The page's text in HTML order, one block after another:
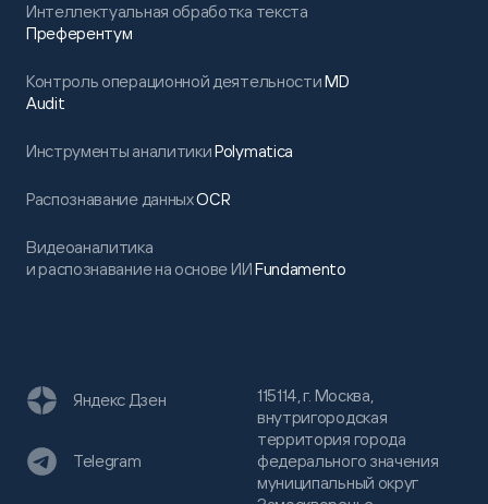
Интеллектуальная обработка текста
Преферентум
Контроль операционной деятельностиMD
Audit
Инструменты аналитикиPolymatica
Распознавание данныхOCR
Видеоаналитика
и распознавание на основе ИИFundamento
115114, г. Москва,
внутригородская
территория города
федерального значения
муниципальный округ
Яндекс Дзен
Telegram